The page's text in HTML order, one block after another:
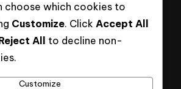
Hak Cipta
Kebijakan Privasi
Tentang Kami
choose which cookies to
Customize. Click Accept All
All
to decline non-
Customize